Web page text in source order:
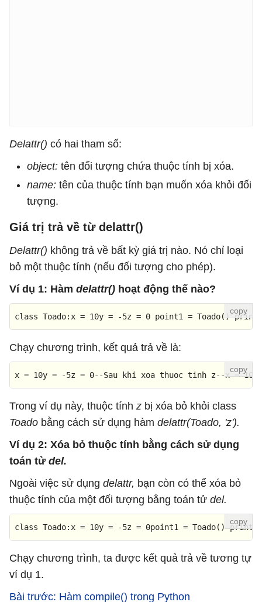
Delattr() có hai tham số:
object: tên đối tượng chứa thuộc tính bị xóa.
name: tên của thuộc tính bạn muốn xóa khỏi đối
tượng.
Giá trị trả về từ delattr()
Delattr() không trả về bất kỳ giá trị nào. Nó chỉ loại
bỏ một thuộc tính (nếu đối tượng cho phép).
Ví dụ 1: Hàm delattr() hoạt động thế nào?
class Toado:x = 10y = -5z = 0 point1 = Toado() print
Chạy chương trình, kết quả trả về là:
x = 10y = -5z = 0--Sau khi xoa thuoc tinh z--x = 10
Trong ví dụ này, thuộc tính z bị xóa bỏ khỏi class
Toado bằng cách sử dụng hàm delattr(Toado, 'z').
Ví dụ 2: Xóa bỏ thuộc tính bằng cách sử dụng
toán tử del.
Ngoài việc sử dụng delattr, bạn còn có thể xóa bỏ
thuộc tính của một đối tượng bằng toán tử del.
class Toado:x = 10y = -5z = 0point1 = Toado() print
Chạy chương trình, ta được kết quả trả về tương tự
ví dụ 1.
Bài trước: Hàm compile() trong Python